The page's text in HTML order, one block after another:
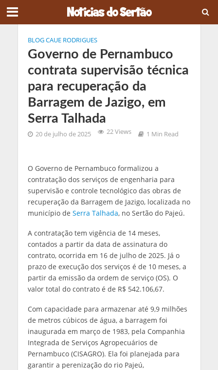
BLOG CAUE RODRIGUES
Governo de Pernambuco
contrata supervisão técnica
para recuperação da
Barragem de Jazigo, em
Serra Talhada
20 de julho de 2025 22 Views 1 Min Read
O Governo de Pernambuco formalizou a
contratação dos serviços de engenharia para
supervisão e controle tecnológico das obras de
recuperação da Barragem de Jazigo, localizada no
município de Serra Talhada, no Sertão do Pajeú.
A contratação tem vigência de 14 meses,
contados a partir da data de assinatura do
contrato, ocorrida em 16 de julho de 2025. Já o
prazo de execução dos serviços é de 10 meses, a
partir da emissão da ordem de serviço (OS). O
valor total do contrato é de R$ 542.106,67.
Com capacidade para armazenar até 9,9 milhões
de metros cúbicos de água, a barragem foi
inaugurada em março de 1983, pela Companhia
Integrada de Serviços Agropecuários de
Pernambuco (CISAGRO). Ela foi planejada para
garantir a perenização do rio Pajeú,